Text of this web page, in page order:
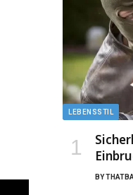
LEBENSSTIL
BY